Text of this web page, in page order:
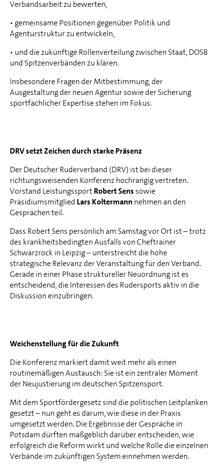
Verbandsarbeit zu bewerten,
• gemeinsame Positionen gegenüber Politik und
Agenturstruktur zu entwickeln,
• und die zukünftige Rollenverteilung zwischen Staat, DOSB
und Spitzenverbänden zu klären.
Insbesondere Fragen der Mitbestimmung, der
Ausgestaltung der neuen Agentur sowie der Sicherung
sportfachlicher Expertise stehen im Fokus.
DRV setzt Zeichen durch starke Präsenz
Der Deutscher Ruderverband (DRV) ist bei dieser
richtungsweisenden Konferenz hochrangig vertreten.
Vorstand LeistungssportRobert Sens sowie
Präsidiumsmitglied Lars Koltermann nehmen an den
Gesprächen teil.
Dass Robert Sens persönlich am Samstag vor Ort ist – trotz
des krankheitsbedingten Ausfalls von Cheftrainer
Schwarzrock in Leipzig – unterstreicht die hohe
strategische Relevanz der Veranstaltung für den Verband.
Gerade in einer Phase struktureller Neuordnung ist es
entscheidend, die Interessen des Rudersports aktiv in die
Diskussion einzubringen.
Weichenstellung für die Zukunft
Die Konferenz markiert damit weit mehr als einen
routinemäßigen Austausch: Sie ist ein zentraler Moment
der Neujustierung im deutschen Spitzensport.
Mit dem Sportfördergesetz sind die politischen Leitplanken
gesetzt – nun geht es darum, wie diese in der Praxis
umgesetzt werden. Die Ergebnisse der Gespräche in
Potsdam dürften maßgeblich darüber entscheiden, wie
erfolgreich die Reform wirkt und welche Rolle die einzelnen
Verbände im zukünftigen System einnehmen werden.